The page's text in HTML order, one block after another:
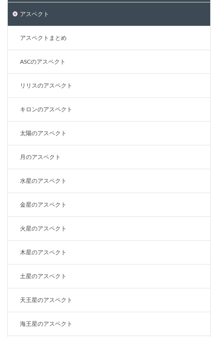
アスペクト
アスペクトまとめ
ASCのアスペクト
リリスのアスペクト
キロンのアスペクト
太陽のアスペクト
月のアスペクト
水星のアスペクト
金星のアスペクト
火星のアスペクト
木星のアスペクト
土星のアスペクト
天王星のアスペクト
海王星のアスペクト